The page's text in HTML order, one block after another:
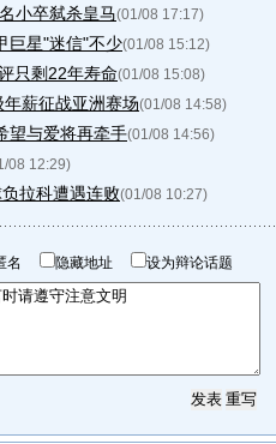
小卒弑杀皇马(01/08 17:17)
巨星"迷信"不少(01/08 15:12)
只剩22年寿命(01/08 15:08)
薪征战亚洲赛场(01/08 14:58)
望与爱将再牵手(01/08 14:56)
08 12:29)
拉科遭遇连败(01/08 10:27)
名 隐藏地址 设为辩论话题